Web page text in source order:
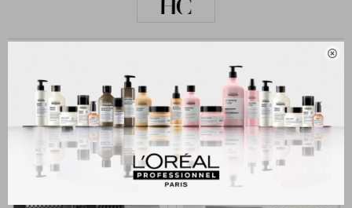

Productos que te pueden interesar